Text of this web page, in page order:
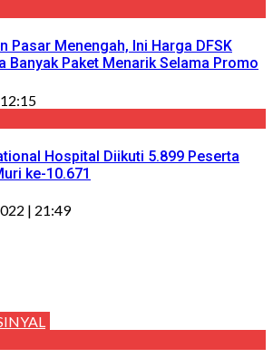
Pasar Menengah, Ini Harga DFSK
Banyak Paket Menarik Selama Promo
Hospital Diikuti 5.899 Peserta
ke-10.671
| 21:49